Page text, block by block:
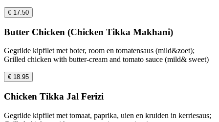
€ 17.50
Butter Chicken (Chicken Tikka Makhani)
Gegrilde kipfilet met boter, room en tomatensaus (mild&zoet);
Grilled chicken with butter-cream and tomato sauce (mild& sweet)
€ 18.95
Chicken Tikka Jal Ferizi
Gegrilde kipfilet met tomaat, paprika, uien en kruiden in kerriesaus;